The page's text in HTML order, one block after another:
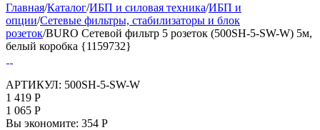
Главная/Каталог/ИБП и силовая техника/ИБП и
опции/Сетевые фильтры, стабилизаторы и блок
розеток/BURO Сетевой фильтр 5 розеток (500SH-5-SW-W) 5м,
белый коробка {1159732}
АРТИКУЛ: 500SH-5-SW-W
1 419 Р
1 065 Р
Вы экономите: 354 Р